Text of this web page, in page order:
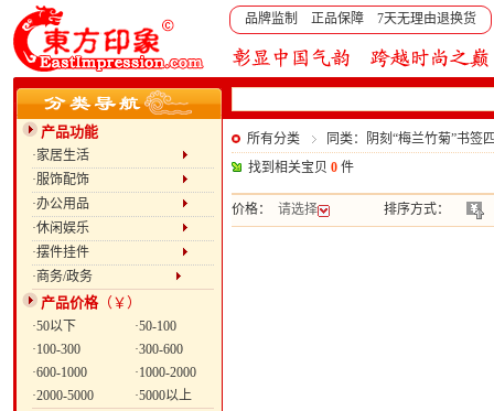
品牌监制 正品保障 7天无理由退换货
产品功能
·家居生活
·服饰配饰
·办公用品
·休闲娱乐
·摆件挂件
·商务/政务
产品价格（￥）
·50以下
·50-100
·100-300
·300-600
·600-1000
·1000-2000
·2000-5000
·5000以上
所有分类
同类：阴刻“梅兰竹菊”书签
找到相关宝贝 0 件
价格： 请选择 排序方式：